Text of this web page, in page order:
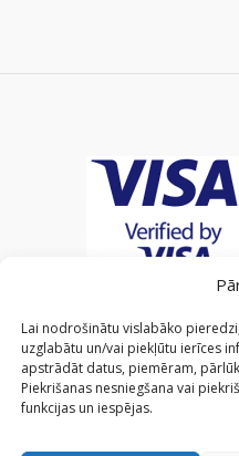
Lai nodrošinātu vislabāko
uzglabātu un/vai piekļūtu ierīces
apstrādāt datus, piemēram,
Piekrišanas nesniegšana vai
funkcijas un iespējas.